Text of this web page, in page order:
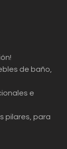
de baño,
e
pilares, para